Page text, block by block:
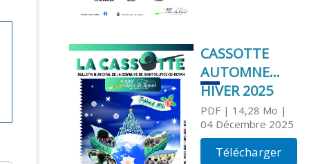
CASSOTTE
AUTOMNE
HIVER 2025
PDF| 14,28 Mo |
04 Décembre 2025
Télécharger